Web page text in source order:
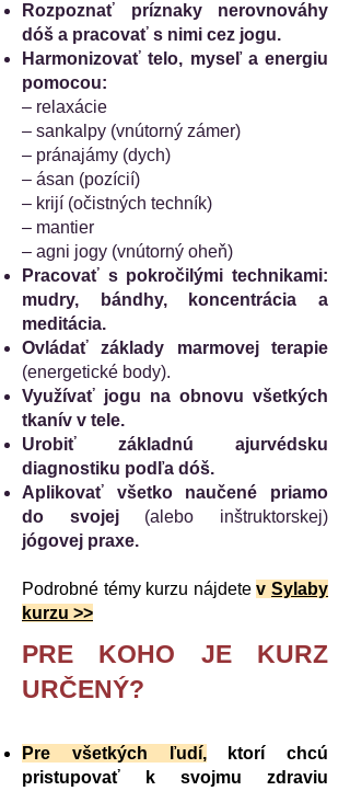
Rozpoznať príznaky nerovnováhy
dóš a pracovať s nimi cez jogu.
Harmonizovať telo, myseľ a energiu
pomocou:
– relaxácie
– sankalpy (vnútorný zámer)
– pránajámy (dych)
– ásan (pozícií)
– krijí (očistných techník)
– mantier
– agni jogy (vnútorný oheň)
Pracovať s pokročilými technikami:
mudry, bándhy, koncentrácia a
meditácia.
Ovládať základy marmovej terapie
(energetické body).
Využívať jogu na obnovu všetkých
tkanív v tele.
Urobiť základnú ajurvédsku
diagnostiku podľa dóš.
Aplikovať všetko naučené priamo
do svojej(alebo inštruktorskej)
jógovej praxe.
Podrobné témy kurzu nájdetevSylaby
kurzu >>
PRE KOHO JE KURZ
URČENÝ?
Pre všetkých ľudí,ktorí chcú
pristupovať k svojmu zdraviu